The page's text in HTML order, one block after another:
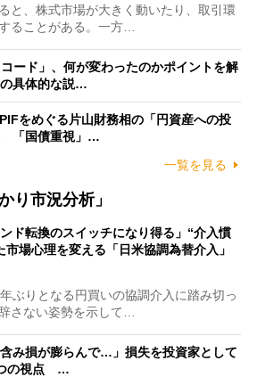
と、株式市場が大きく動いたり、取引環
ることがある。一方…
ード」、何が変わったのかポイントを解
具体的な説…
をめぐる片山財務相の「円資産への投
「国債重視」…
一覧を見る
り市況分析」
ンド転換のスイッチになり得る」“介入慣
市場心理を変える「日米協調為替介入」
ぶりとなる円買いの協調介入に踏み切っ
さない姿勢を示して…
含み損が膨らんで…」損失を投資家として
の視点 …